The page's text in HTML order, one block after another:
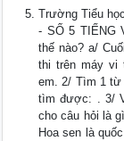
Trường Tiểu
- SỐ 5 TIẾNG
thế nào? a/
thi trên máy vi
em. 2/ Tìm 1
tìm được: . 3/
cho câu hỏi là
Hoa sen là